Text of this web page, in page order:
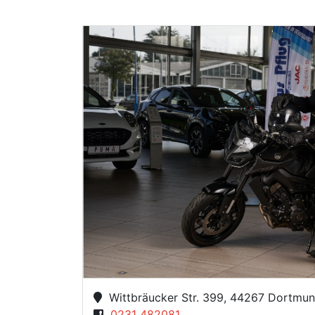
Wittbräucker Str. 399, 44267